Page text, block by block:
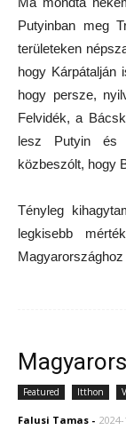
Putyinban meg
területeken
hogy Kárpátalján
hogy persze,
Felvidék, a
lesz Putyin és
közbeszólt, hogy
Tényleg
legkisebb
Featured Itthon
Falusi Tamas - 2024-